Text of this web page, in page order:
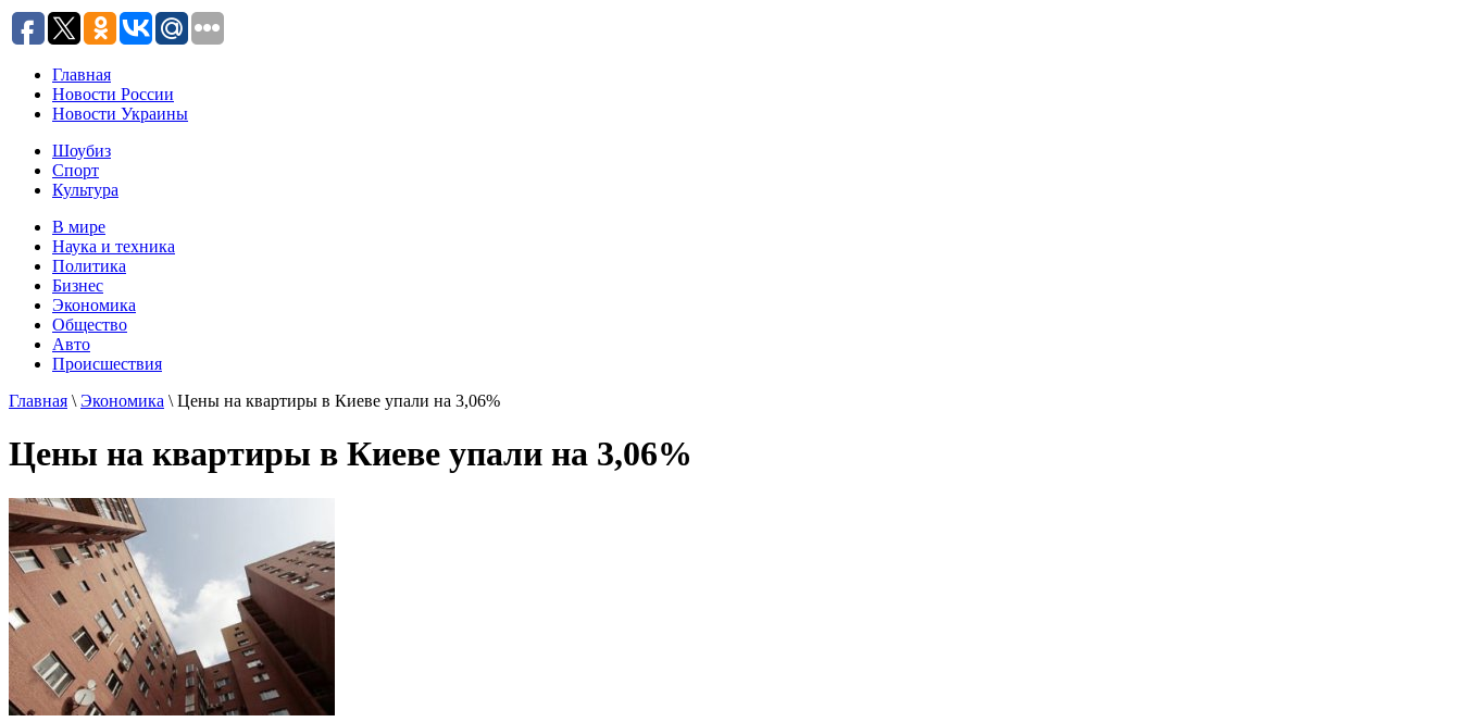
Главная
Новости России
Новости Украины
Шоубиз
Спорт
Культура
В мире
Наука и техника
Политика
Бизнес
Экономика
Общество
Авто
Происшествия
Главная \ Экономика \ Цены на квартиры в Киеве упали на 3,06%
Цены на квартиры в Киеве упали на 3,06%